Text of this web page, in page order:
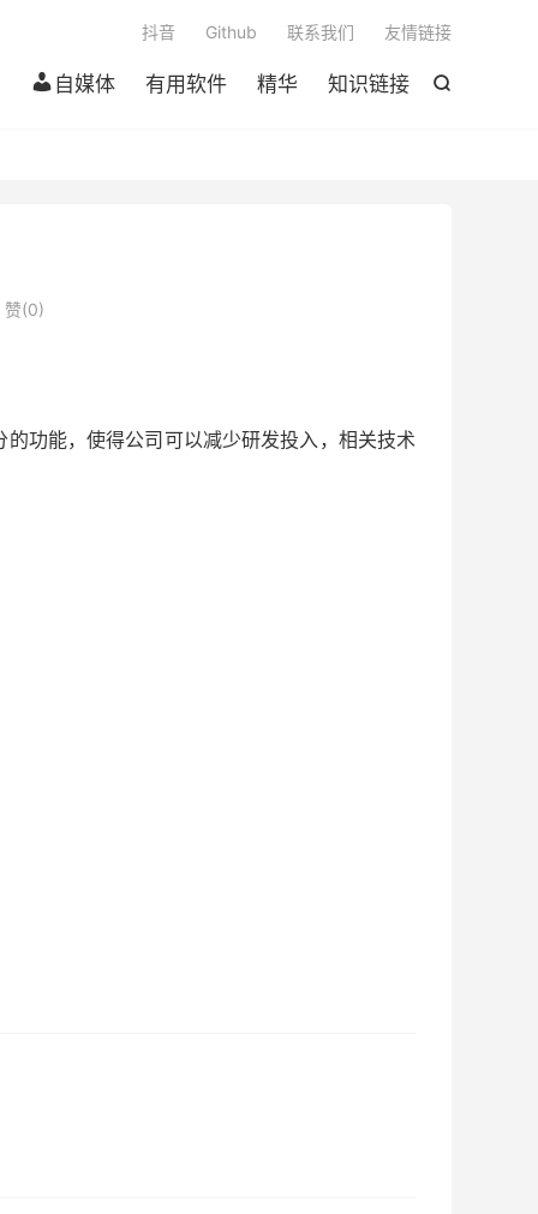

自媒体 有用软件 精华 知识链接
抖音 Github 联系我们 友情链接
赞(0)
功能，使得公司可以减少研发投入，相关技术